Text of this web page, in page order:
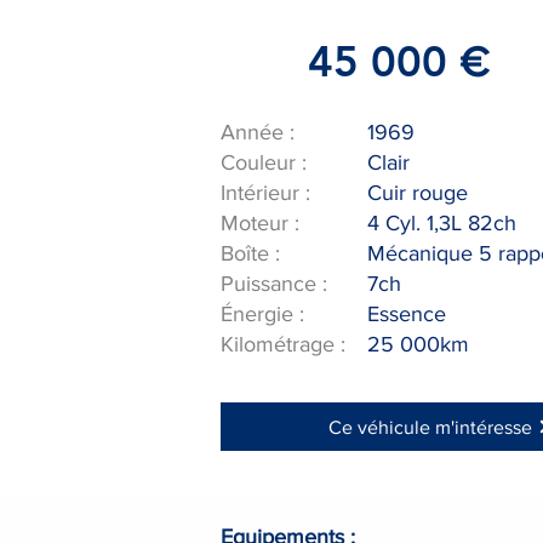
45 000 €
Année :
Couleur :
Intérieur :
Moteur :
Boîte :
Puissance :
Énergie :
Kilométrage :
1969
Clair
Cuir rouge
4 Cyl. 1,3L 82ch
Mécanique 5
7ch
Essence
25 000km
Ce véhicule m'intéresse
Equipements :